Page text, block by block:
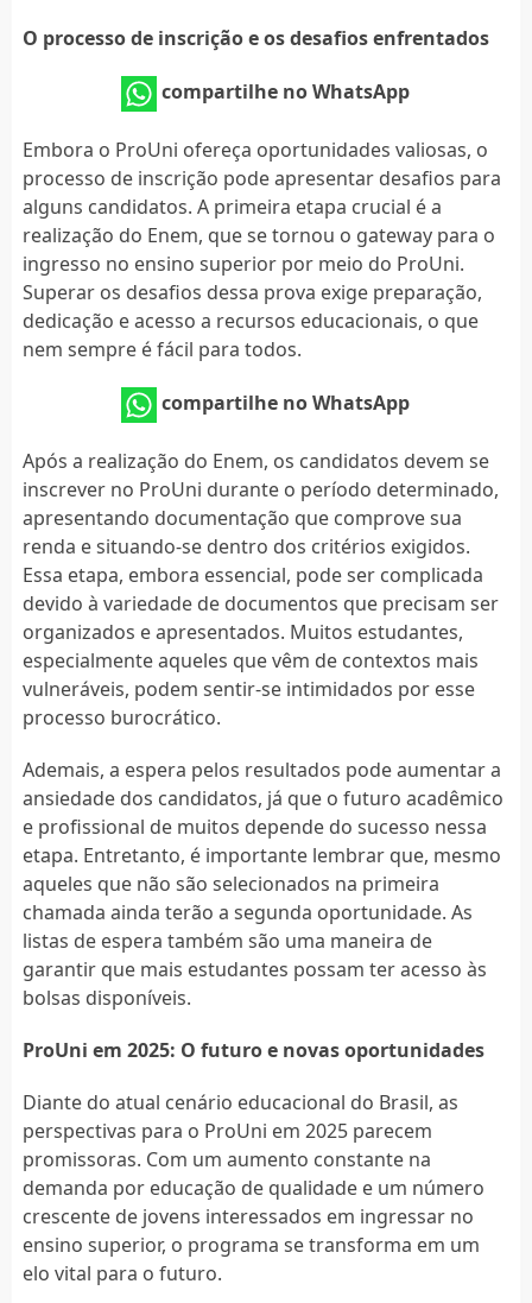
O processo de inscrição e os desafios enfrentados
compartilhe no WhatsApp
Embora o ProUni ofereça oportunidades valiosas, o
processo de inscrição pode apresentar desafios para
alguns candidatos. A primeira etapa crucial é a
realização do Enem, que se tornou o gateway para o
ingresso no ensino superior por meio do ProUni.
Superar os desafios dessa prova exige preparação,
dedicação e acesso a recursos educacionais, o que
nem sempre é fácil para todos.
compartilhe no WhatsApp
Após a realização do Enem, os candidatos devem se
inscrever no ProUni durante o período determinado,
apresentando documentação que comprove sua
renda e situando-se dentro dos critérios exigidos.
Essa etapa, embora essencial, pode ser complicada
devido à variedade de documentos que precisam ser
organizados e apresentados. Muitos estudantes,
especialmente aqueles que vêm de contextos mais
vulneráveis, podem sentir-se intimidados por esse
processo burocrático.
Ademais, a espera pelos resultados pode aumentar a
ansiedade dos candidatos, já que o futuro acadêmico
e profissional de muitos depende do sucesso nessa
etapa. Entretanto, é importante lembrar que, mesmo
aqueles que não são selecionados na primeira
chamada ainda terão a segunda oportunidade. As
listas de espera também são uma maneira de
garantir que mais estudantes possam ter acesso às
bolsas disponíveis.
ProUni em 2025: O futuro e novas oportunidades
Diante do atual cenário educacional do Brasil, as
perspectivas para o ProUni em 2025 parecem
promissoras. Com um aumento constante na
demanda por educação de qualidade e um número
crescente de jovens interessados em ingressar no
ensino superior, o programa se transforma em um
elo vital para o futuro.